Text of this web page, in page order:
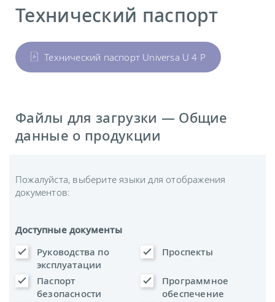
Технический паспорт
Технический паспорт Universa U 4 P
Файлы для загрузки — Общие
данные о продукции
Пожалуйста, выберите языки для отображения
документов:
Доступные документы
Руководства по
эксплуатации
Проспекты
Паспорт
безопасности
Программное
обеспечение